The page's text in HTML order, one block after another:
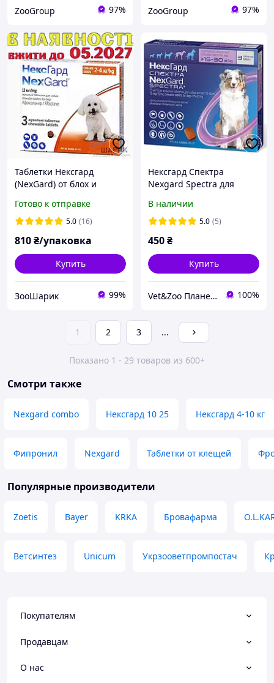
ZooGroup 97% ZooGroup 97%
Таблетки Нексгард
(NexGard) от блох и
упаковка/ 3 таблетки)
Готово к отправке
5.0 (16)
810₴/упаковка
Купить
ЗооШарик 99%
Нексгард Спектра
Nexgard Spectra для
таблетки от блох и
клещей, 1табл
В наличии
5.0 (5)
450₴
Купить
Vet&Zoo Планета 100%
1 2 3 ...
Показано 1 - 29 товаров из 600+
Смотри также
Nexgard combo Нексгард 10 25 Нексгард 4-10 кг
Фипронил Nexgard Таблетки от клещей
Популярные производители
Zoetis Bayer KRKA Бровафарма
Ветсинтез Unicum Укрзооветпромпостач
Покупателям
Продавцам
О нас